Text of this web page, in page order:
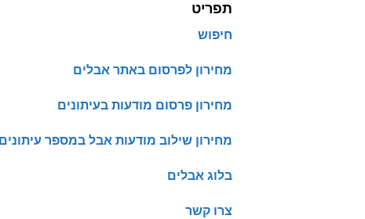
תפריט
חיפוש
מחירון לפרסום באתר אבלים
מחירון פרסום מודעות בעיתונים
מחירון שילוב מודעות אבל במספר עיתונים
בלוג אבלים
צרו קשר